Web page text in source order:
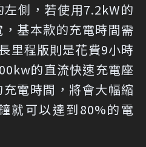
側，若使用7.2kW的
基本款的充電時間需
里程版則是花費9小時
的直流快速充電座
電時間，將會大幅縮
就可以達到80%的電